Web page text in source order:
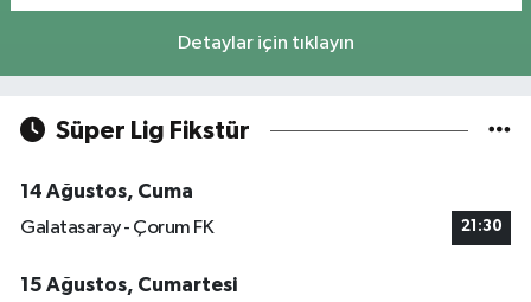
Detaylar için tıklayın
Süper Lig Fikstür
14 Ağustos, Cuma
Galatasaray - Çorum FK
21:30
15 Ağustos, Cumartesi